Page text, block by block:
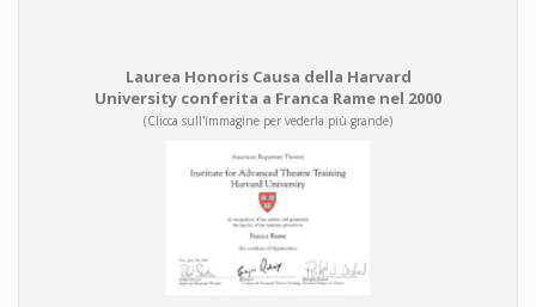
Laurea Honoris Causa della Harvard
University conferita a Franca Rame nel 2000
(Clicca sull'immagine per vederla più grande)